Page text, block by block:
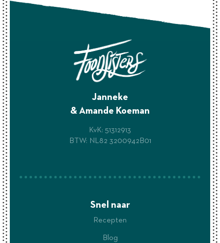
Janneke
& Amande Koeman
KvK: 51312913
BTW: NL82 3200942B01
Snel naar
Recepten
Blog